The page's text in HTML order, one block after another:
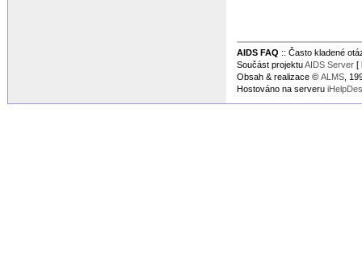
AIDS FAQ :: Často kladené
Součást projektuAIDS Server [
Obsah & realizace © ALMS ,
Hostováno na serveru